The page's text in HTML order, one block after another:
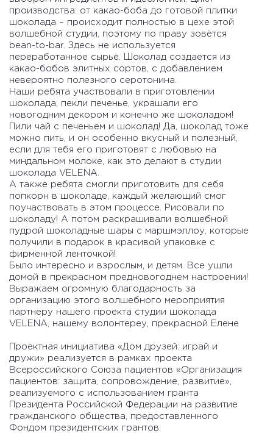
производства: от какао-боба до готовой плитки
шоколада – происходит полностью в цехе этой
волшебной студии, поэтому по праву зовётся
bean-to-bar. Здесь не используется
переработанное сырьё. Шоколад создаётся из
какао-бобов элитных сортов, с добавлением
невероятно полезного серотонина.
Наши ребята участвовали в приготовлении
шоколада, пекли печенье, украшали его
новогодним декором и конечно же шоколадом!
Пили чай с печеньем и шоколад! Да, шоколад тоже
можно пить, и он особенно вкусный и полезный,
если для тебя его приготовят с любовью на
миндальном молоке, как это делают в студии
шоколада VELENA.
А также ребята смогли приготовить для себя
попкорн в шоколаде, каждый желающий смог
поучаствовать в этом процессе. Рисовали по
шоколаду! А потом раскрашивали волшебной
пудрой шоколадные шары с маршмэллоу, которые
получили в подарок в красивой упаковке с
фирменной ленточкой!
Было интересно и взрослым, и детям. Все ушли
домой в прекрасном предновогоднем настроении!
Выражаем огромную благодарность за
организацию этого волшебного мероприятия
партнеру нашего проекта студии шоколада
VELENA, нашему волонтерeу, прекрасной Елене
Проектная инициатива «Дом друзей: играй и
дружи» реализуется в рамках проекта
Всероссийского Союза пациентов «Организация
пациентов: защита, сопровождение, развитие»,
реализуемого с использованием гранта
Президента Российской Федерации на развитие
гражданского общества, предоставленного
Фондом президентских грантов.